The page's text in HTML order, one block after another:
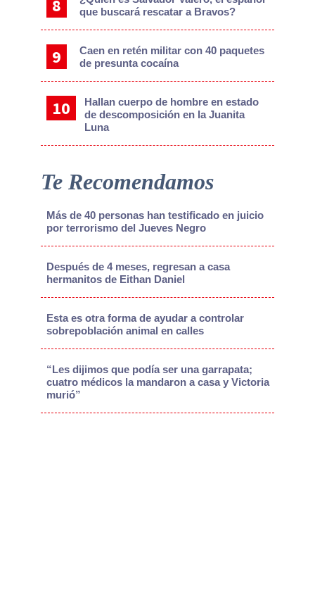
que buscará rescatar a Bravos?
Caen en retén militar con 40 paquetes
de presunta cocaína
Hallan cuerpo de hombre en estado
de descomposición en la Juanita
Luna
Te Recomendamos
Más de 40 personas han testificado en juicio
por terrorismo del Jueves Negro
Después de 4 meses, regresan a casa
hermanitos de Eithan Daniel
Esta es otra forma de ayudar a controlar
sobrepoblación animal en calles
“Les dijimos que podía ser una garrapata;
cuatro médicos la mandaron a casa y Victoria
murió”